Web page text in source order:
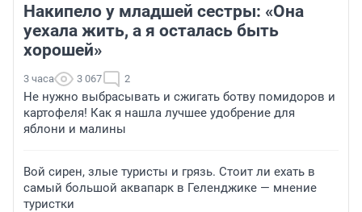
Накипело у младшей сестры: «Она
уехала жить, а я осталась быть
хорошей»
3 часа 3 067 2
Не нужно выбрасывать и сжигать ботву помидоров и
картофеля! Как я нашла лучшее удобрение для
яблони и малины
Вой сирен, злые туристы и грязь. Стоит ли ехать в
самый большой аквапарк в Геленджике — мнение
туристки